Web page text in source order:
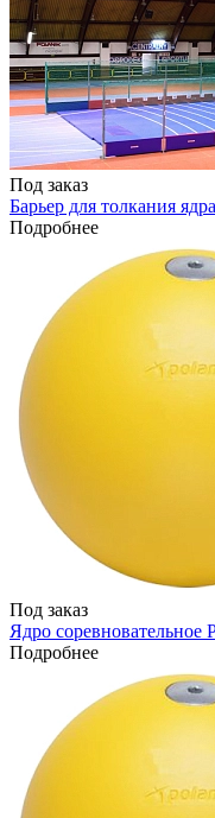
Под заказ
Барьер для толкания
Подробнее
Под заказ
Ядро соревновательное
Подробнее